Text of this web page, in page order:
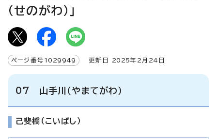
（せのがわ）」
ページ番号 1029949 更新日 2025年2月 24 日
07 山手川（やまてがわ）
己斐橋（こいばし）